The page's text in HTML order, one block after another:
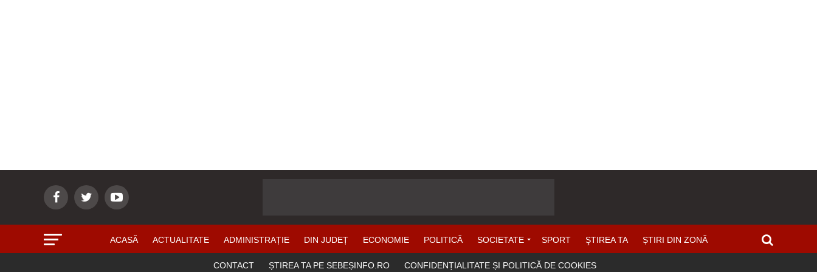
ACASĂ ACTUALITATE ADMINISTRAȚIE DIN JUDEȚ ECONOMIE POLITICĂ SOCIETATE SPORT ŞTIREA TA ȘTIRI DIN ZONĂ
CONTACT ȘTIREA TA PE SEBEȘINFO.RO CONFIDENȚIALITATE ȘI POLITICĂ DE COOKIES